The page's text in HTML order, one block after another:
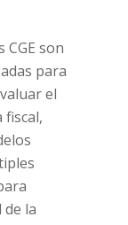
CGE son
para
el
fiscal,
la